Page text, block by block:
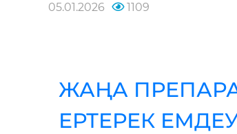
05.01.2026 1109
ЖАҢА
ЕРТЕРЕК